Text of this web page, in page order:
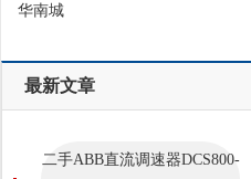
华南城
最新文章
二手ABB直流调速器DCS800-